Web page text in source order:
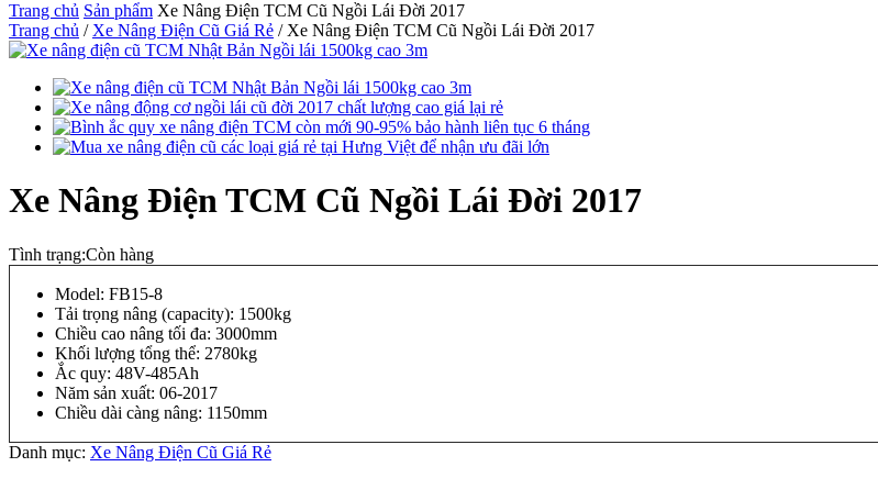
Trang chủ Sản phẩm Xe Nâng Điện TCM Cũ Ngồi Lái Đời 2017
Trang chủ / Xe Nâng Điện Cũ Giá Rẻ / Xe Nâng Điện TCM Cũ Ngồi Lái Đời 2017
Xe Nâng Điện TCM Cũ Ngồi Lái Đời 2017
Tình trạng:Còn hàng
Model: FB15-8
Tải trọng nâng (capacity): 1500kg
Chiều cao nâng tối đa: 3000mm
Khối lượng tổng thể: 2780kg
Ắc quy: 48V-485Ah
Năm sản xuất: 06-2017
Chiều dài càng nâng: 1150mm
Danh mục: Xe Nâng Điện Cũ Giá Rẻ